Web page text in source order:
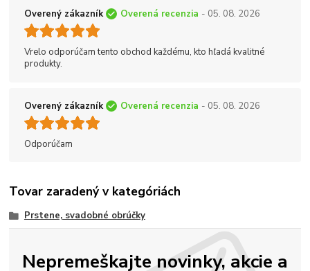
Overený zákazník Overená recenzia - 05. 08. 2026
Vrelo odporúčam tento obchod každému, kto hľadá kvalitné
produkty.
Overený zákazník Overená recenzia - 05. 08. 2026
Odporúčam
Tovar zaradený v kategóriách
Prstene, svadobné obrúčky
Nepremeškajte novinky, akcie a